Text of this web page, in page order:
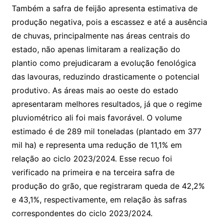
Também a safra de feijão apresenta estimativa de
produção negativa, pois a escassez e até a ausência
de chuvas, principalmente nas áreas centrais do
estado, não apenas limitaram a realização do
plantio como prejudicaram a evolução fenológica
das lavouras, reduzindo drasticamente o potencial
produtivo. As áreas mais ao oeste do estado
apresentaram melhores resultados, já que o regime
pluviométrico ali foi mais favorável. O volume
estimado é de 289 mil toneladas (plantado em 377
mil ha) e representa uma redução de 11,1% em
relação ao ciclo 2023/2024. Esse recuo foi
verificado na primeira e na terceira safra de
produção do grão, que registraram queda de 42,2%
e 43,1%, respectivamente, em relação às safras
correspondentes do ciclo 2023/2024.